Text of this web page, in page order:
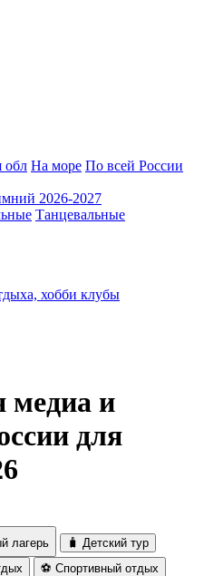
обл На море По всей России
2026-2027
Танцевальные
хобби клубы
медиа и
для
лагерь
🧳 Детский тур
⚽ Спортивный отдых